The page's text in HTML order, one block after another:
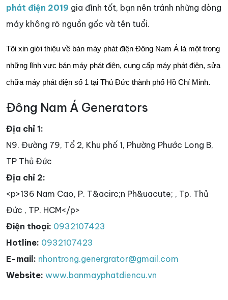
phát điện 2019 gia đình tốt, bạn nên tránh những dòng
máy không rõ nguồn gốc và tên tuổi.
Tôi xin giới thiệu về bán máy phát điện Đông Nam Á là một trong
những lĩnh vực bán máy phát điện, cung cấp máy phát điện, sửa
chữa máy phát điện số 1 tại Thủ Đức thành phố Hồ Chí Minh.
Đông Nam Á Generators
Địa chỉ 1:
N9. Đường 79, Tổ 2, Khu phố 1, Phường Phước Long B,
TP Thủ Đức
Địa chỉ 2:
<p>136 Nam Cao, P. T&acirc;n Ph&uacute; , Tp. Thủ
Đức , TP. HCM</p>
Điện thoại: 0932107423
Hotline: 0932107423
E-mail: nhontrong.genergrator@gmail.com
Website: www.banmayphatdiencu.vn